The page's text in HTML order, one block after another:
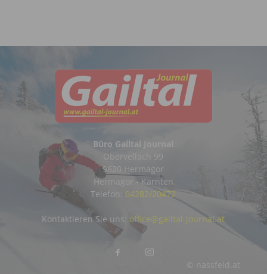
Büro Gailtal Journal
Obervellach 99
9620 Hermagor
Hermagor - Kärnten
Telefon: 04282/20472
© nassfeld.at
Kontaktieren Sie uns: office@gailtal-journal.at